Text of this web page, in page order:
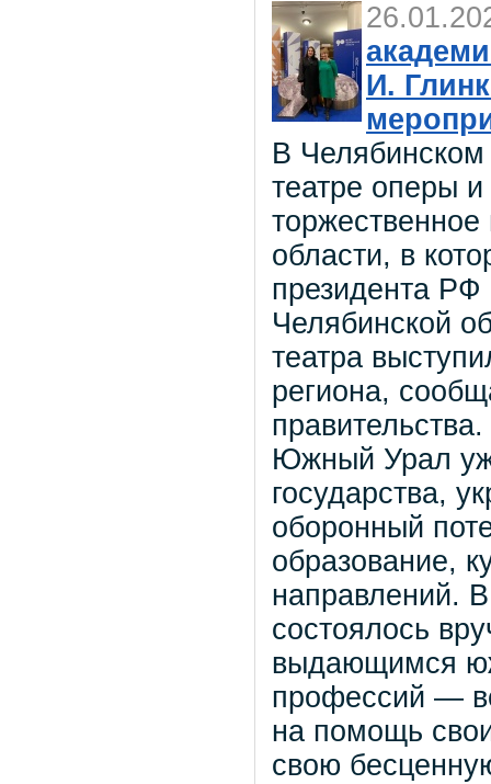
И.
В Челябинском
театре оперы
области, в
президента
Челябинской
театра
региона,
Южный Урал
государства,
оборонный
образование,
направлений.
состоялось
выдающимся
профессий —
на помощь
свою